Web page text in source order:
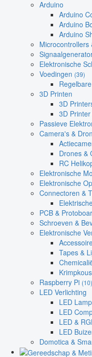
Arduino
Arduino
Arduino
Arduino
Microcontrollers
Elektronische
Voedingen (39)
3D Printen
3D
3D
Passieve
Camera's &
Drones &
RC
Elektronische
Elektronische
Connectoren &
PCB &
Schroeven &
Elektronische
Tapes &
Raspberry Pi (10)
LED Verlichting
LED
LED
LED &
LED
Domotica &